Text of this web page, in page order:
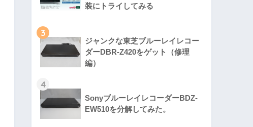
装にトライしてみる
3
ジャンクな東芝ブルーレイレコー
ダーDBR-Z420をゲット（修理
編）
4
SonyブルーレイレコーダーBDZ-
EW510を分解してみた。